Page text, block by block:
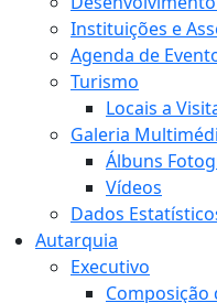
Instituições e
Agenda de
Turismo
Locais a
Galeria
Álbuns
Vídeos
Dados
Autarquia
Executivo
Composição